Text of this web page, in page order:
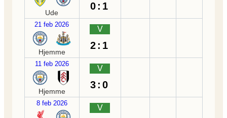
Ude
0:1
21 feb 2026
Hjemme
V
2:1
11 feb 2026
Hjemme
V
3:0
8 feb 2026
V